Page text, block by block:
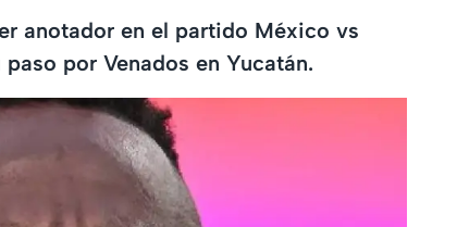
anotador en el partido México vs
por Venados en Yucatán.